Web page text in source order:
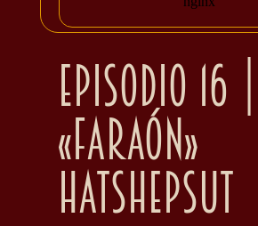
Episodio 16
«faraón»
Hatshepsut